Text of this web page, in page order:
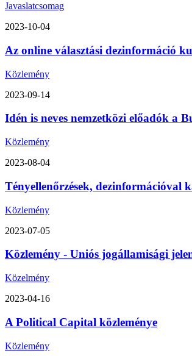
Javaslatcsomag
2023-10-04
Az online választási dezinformáció
Közlemény
2023-09-14
Idén is neves nemzetközi előadók a
Közlemény
2023-08-04
Tényellenőrzések, dezinformációval
Közlemény
2023-07-05
Közlemény - Uniós jogállamisági
Közelmény
2023-04-16
A Political Capital közleménye
Közlemény